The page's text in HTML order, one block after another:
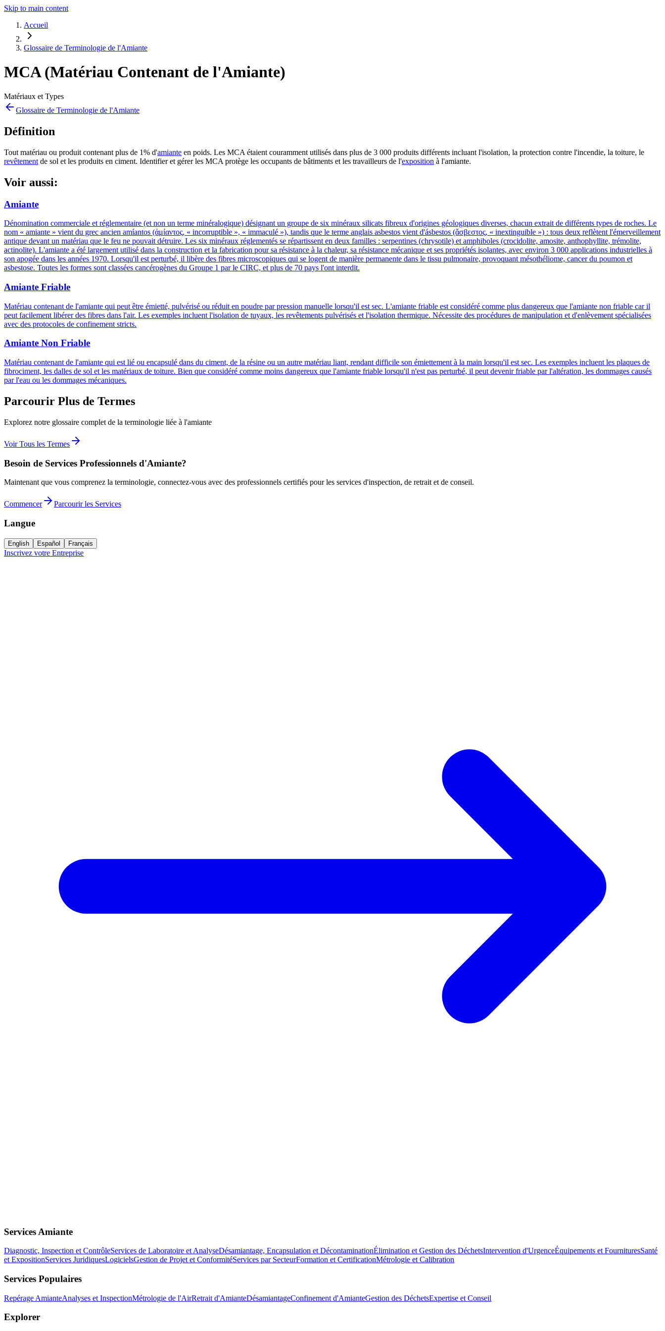
Skip to main content
Accueil
Glossaire de Terminologie de l'Amiante
MCA (Matériau Contenant de l'Amiante)
Matériaux et Types
Glossaire de Terminologie de l'Amiante
Définition
Tout matériau ou produit contenant plus de 1% d'amiante en poids. Les MCA étaient couramment utilisés dans plus de 3 000 produits différents incluant l'isolation, la protection contre l'incendie, la toiture, le
revêtement de sol et les produits en ciment. Identifier et gérer les MCA protège les occupants de bâtiments et les travailleurs de l'exposition à l'amiante.
Voir aussi:
Amiante
Dénomination commerciale et réglementaire (et non un terme minéralogique) désignant un groupe de six minéraux silicats fibreux d'origines géologiques diverses, chacun extrait de différents types de roches. Le
nom « amiante » vient du grec ancien amíantos (ἀμίαντος, « incorruptible », « immaculé »), tandis que le terme anglais asbestos vient d'ásbestos (ἄσβεστος, « inextinguible ») : tous deux reflètent l'émerveillement
antique devant un matériau que le feu ne pouvait détruire. Les six minéraux réglementés se répartissent en deux familles : serpentines (chrysotile) et amphiboles (crocidolite, amosite, anthophyllite, trémolite,
actinolite). L'amiante a été largement utilisé dans la construction et la fabrication pour sa résistance à la chaleur, sa résistance mécanique et ses propriétés isolantes, avec environ 3 000 applications industrielles à
son apogée dans les années 1970. Lorsqu'il est perturbé, il libère des fibres microscopiques qui se logent de manière permanente dans le tissu pulmonaire, provoquant mésothéliome, cancer du poumon et
asbestose. Toutes les formes sont classées cancérogènes du Groupe 1 par le CIRC, et plus de 70 pays l'ont interdit.
Amiante Friable
Matériau contenant de l'amiante qui peut être émietté, pulvérisé ou réduit en poudre par pression manuelle lorsqu'il est sec. L'amiante friable est considéré comme plus dangereux que l'amiante non friable car il
peut facilement libérer des fibres dans l'air. Les exemples incluent l'isolation de tuyaux, les revêtements pulvérisés et l'isolation thermique. Nécessite des procédures de manipulation et d'enlèvement spécialisées
avec des protocoles de confinement stricts.
Amiante Non Friable
Matériau contenant de l'amiante qui est lié ou encapsulé dans du ciment, de la résine ou un autre matériau liant, rendant difficile son émiettement à la main lorsqu'il est sec. Les exemples incluent les plaques de
fibrociment, les dalles de sol et les matériaux de toiture. Bien que considéré comme moins dangereux que l'amiante friable lorsqu'il n'est pas perturbé, il peut devenir friable par l'altération, les dommages causés
par l'eau ou les dommages mécaniques.
Parcourir Plus de Termes
Explorez notre glossaire complet de la terminologie liée à l'amiante
Voir Tous les Termes
Besoin de Services Professionnels d'Amiante?
Maintenant que vous comprenez la terminologie, connectez-vous avec des professionnels certifiés pour les services d'inspection, de retrait et de conseil.
Commencer Parcourir les Services
Langue
English Español Français
Inscrivez votre Entreprise
Services Amiante
Diagnostic, Inspection et ContrôleServices de Laboratoire et AnalyseDésamiantage, Encapsulation et DécontaminationÉlimination et Gestion des DéchetsIntervention d'UrgenceÉquipements et FournituresSanté
et ExpositionServices JuridiquesLogicielsGestion de Projet et ConformitéServices par SecteurFormation et CertificationMétrologie et Calibration
Services Populaires
Repérage AmianteAnalyses et InspectionMétrologie de l'AirRetrait d'AmianteDésamiantageConfinement d'AmianteGestion des DéchetsExpertise et Conseil
Explorer